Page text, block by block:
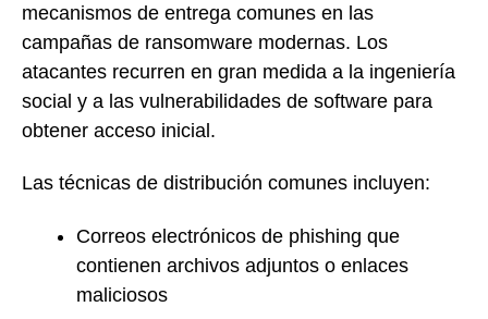
mecanismos de entrega comunes en las
campañas de ransomware modernas. Los
atacantes recurren en gran medida a la ingeniería
social y a las vulnerabilidades de software para
obtener acceso inicial.
Las técnicas de distribución comunes incluyen:
Correos electrónicos de phishing que
contienen archivos adjuntos o enlaces
maliciosos